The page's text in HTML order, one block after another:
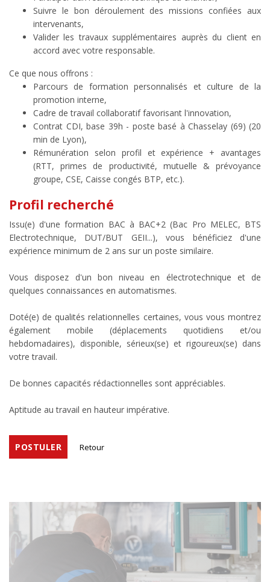
Suivre le bon déroulement des missions confiées aux
intervenants,
Valider les travaux supplémentaires auprès du client en
accord avec votre responsable.
Ce que nous offrons :
Parcours de formation personnalisés et culture de la
promotion interne,
Cadre de travail collaboratif favorisant l'innovation,
Contrat CDI, base 39h - poste basé à Chasselay (69) (20
min de Lyon),
Rémunération selon profil et expérience + avantages
(RTT, primes de productivité, mutuelle & prévoyance
groupe, CSE, Caisse congés BTP, etc.).
Profil recherché
Issu(e) d'une formation BAC à BAC+2 (Bac Pro MELEC, BTS
Electrotechnique, DUT/BUT GEII...), vous bénéficiez d'une
expérience minimum de 2 ans sur un poste similaire.
Vous disposez d'un bon niveau en électrotechnique et de
quelques connaissances en automatismes.
Doté(e) de qualités relationnelles certaines, vous vous montrez
également mobile (déplacements quotidiens et/ou
hebdomadaires), disponible, sérieux(se) et rigoureux(se) dans
votre travail.
De bonnes capacités rédactionnelles sont appréciables.
Aptitude au travail en hauteur impérative.
Retour
POSTULER